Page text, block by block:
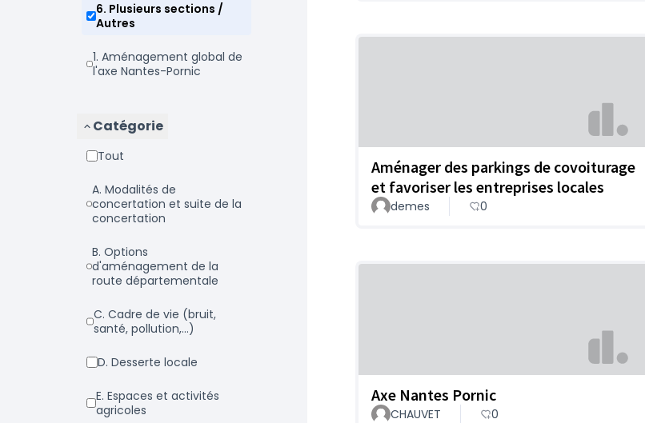
6. Plusieurs sections /
Autres
1. Aménagement global de
l'axe Nantes-Pornic
Catégorie
Tout
a. Modalités de
concertation et suite de la
concertation
b. Options
d'aménagement de la
route départementale
c. Cadre de vie (bruit,
santé, pollution,...)
d. Desserte locale
e. Espaces et activités
agricoles
Aménager des parkings de covoiturage
et favoriser les entreprises locales
demes 0
Axe Nantes Pornic
CHAUVET 0